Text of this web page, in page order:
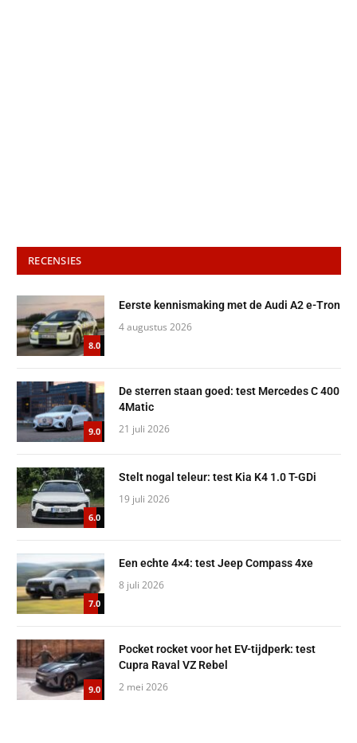
RECENSIES
8.0
Eerste kennismaking met de Audi A2 e-Tron
4 augustus 2026
9.0
De sterren staan goed: test Mercedes C 400
4Matic
21 juli 2026
6.0
Stelt nogal teleur: test Kia K4 1.0 T-GDi
19 juli 2026
7.0
Een echte 4×4: test Jeep Compass 4xe
8 juli 2026
9.0
Pocket rocket voor het EV-tijdperk: test
Cupra Raval VZ Rebel
2 mei 2026